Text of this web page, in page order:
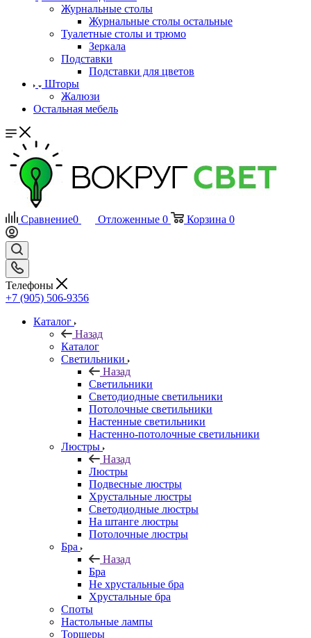
Журнальные столы
Журнальные столы остальные
Туалетные столы и трюмо
Зеркала
Подставки
Подставки для цветов
Шторы
Жалюзи
Остальная мебель
Сравнение0 Отложенные 0 Корзина 0
Телефоны
+7 (905) 506-9356
Каталог
Назад
Каталог
Светильники
Назад
Светильники
Светодиодные светильники
Потолочные светильники
Настенные светильники
Настенно-потолочные светильники
Люстры
Назад
Люстры
Подвесные люстры
Хрустальные люстры
Светодиодные люстры
На штанге люстры
Потолочные люстры
Бра
Назад
Бра
Не хрустальные бра
Хрустальные бра
Споты
Настольные лампы
Торшеры